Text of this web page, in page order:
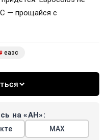
— прощайся с
еаэс
на «АН»:
МАХ